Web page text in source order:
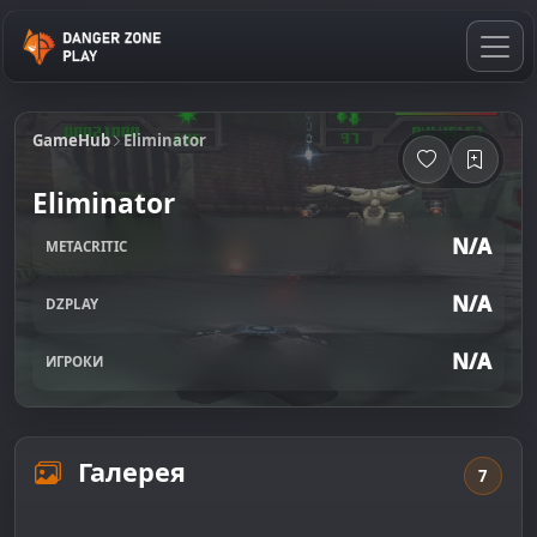
GameHub Eliminator
Eliminator
METACRITIC N/A
DZPLAY N/A
ИГРОКИ N/A
Галерея 7